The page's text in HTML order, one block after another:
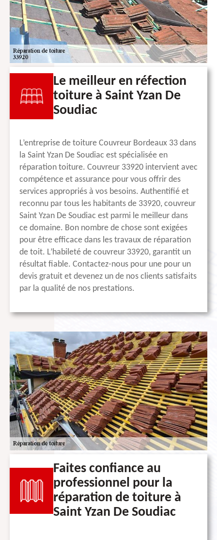
Le meilleur en réfection
toiture à Saint Yzan De
Soudiac
L’entreprise de toiture Couvreur Bordeaux 33 dans
la Saint Yzan De Soudiac est spécialisée en
réparation toiture. Couvreur 33920 intervient avec
compétence et assurance pour vous offrir des
services appropriés à vos besoins. Authentifié et
reconnu par tous les habitants de 33920, couvreur
Saint Yzan De Soudiac est parmi le meilleur dans
ce domaine. Bon nombre de chose sont exigées
pour être efficace dans les travaux de réparation
de toit. L’habileté de couvreur 33920, garantit un
résultat fiable. Contactez-nous pour une pour un
devis gratuit et devenez un de nos clients satisfaits
par la qualité de nos prestations.
Faites confiance au
professionnel pour la
réparation de toiture à
Saint Yzan De Soudiac